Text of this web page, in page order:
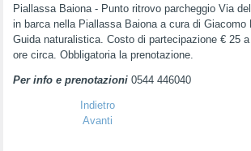
Piallassa Baiona - Punto ritrovo parcheggio Via
in barca nella Piallassa Baiona a cura di Giacomo
Guida naturalistica. Costo di partecipazione € 25
ore circa. Obbligatoria la prenotazione.
Per info e prenotazioni0544 446040
Indietro
Avanti